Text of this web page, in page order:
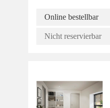
Online bestellbar
Nicht reservierbar